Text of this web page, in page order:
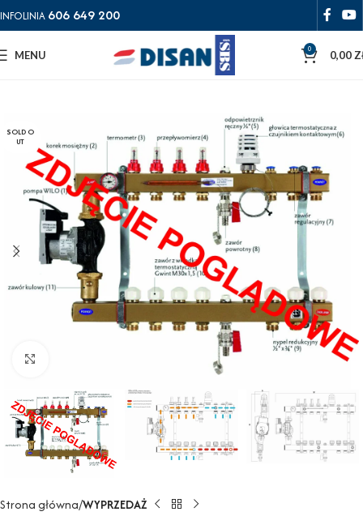
INFOLINIA 606 649 200
MENU 0 0,00
SOLD O
UT
Strona główna WYPRZEDAŻ